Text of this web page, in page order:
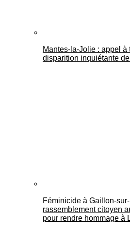
Mantes-la-Jolie : appel à
disparition inquiétante
Féminicide à
rassemblement citoyen
pour rendre hommage à